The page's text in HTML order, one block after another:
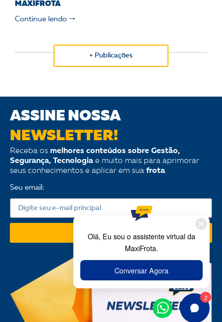
MAXIFROTA
Continue lendo 🠒
+ Publicações
ASSINE NOSSA
NEWSLETTER!
Receba os melhores conteúdos sobre Gestão,
Segurança, Tecnologia e muito mais para aprimorar
seus conhecimentos e aplicar em sua frota.
Seu email:
CADASTRAR